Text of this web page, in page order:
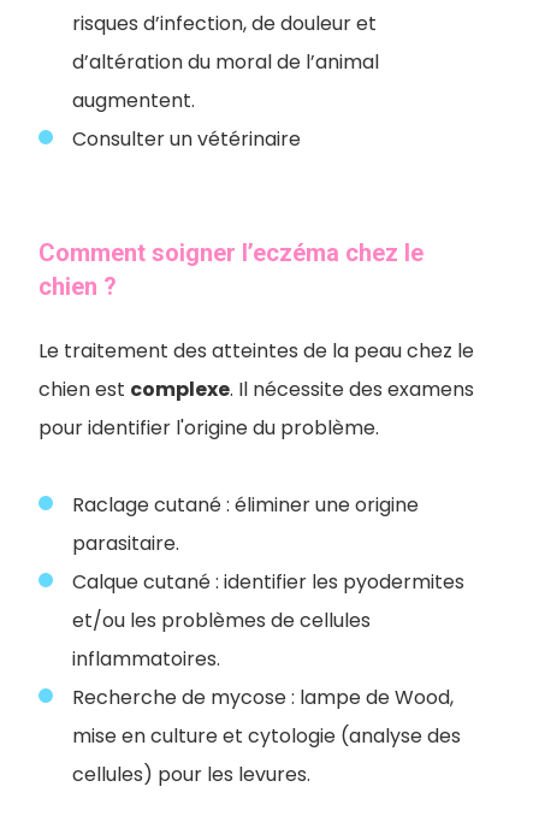
risques d’infection, de douleur et
d’altération du moral de l’animal
augmentent.
Consulter un vétérinaire
Comment soigner l’eczéma chez le
chien ?
Le traitement des atteintes de la peau chez le
chien est complexe. Il nécessite des examens
pour identifier l'origine du problème.
Raclage cutané : éliminer une origine
parasitaire.
Calque cutané : identifier les pyodermites
et/ou les problèmes de cellules
inflammatoires.
Recherche de mycose : lampe de Wood,
mise en culture et cytologie (analyse des
cellules) pour les levures.